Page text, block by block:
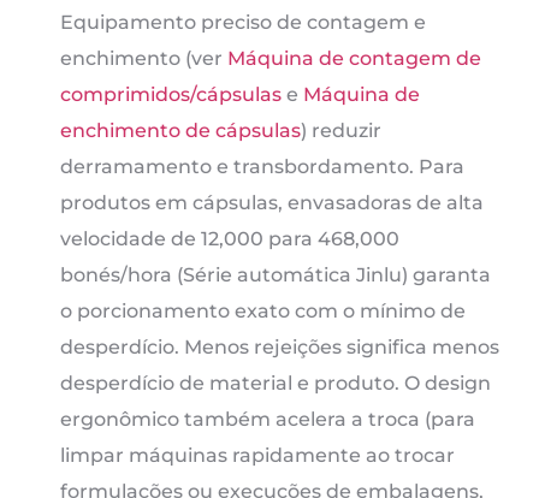
Equipamento preciso de contagem e
enchimento (ver Máquina de contagem de
comprimidos/cápsulas e Máquina de
enchimento de cápsulas) reduzir
derramamento e transbordamento. Para
produtos em cápsulas, envasadoras de alta
velocidade de 12,000 para 468,000
bonés/hora (Série automática Jinlu) garanta
o porcionamento exato com o mínimo de
desperdício. Menos rejeições significa menos
desperdício de material e produto. O design
ergonômico também acelera a troca (para
limpar máquinas rapidamente ao trocar
formulações ou execuções de embalagens,